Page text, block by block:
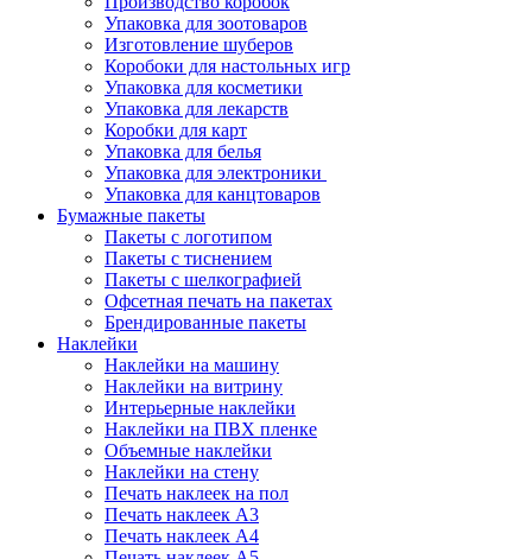
Упаковка для зоотоваров
Изготовление шуберов
Коробоки для настольных игр
Упаковка для косметики
Упаковка для лекарств
Коробки для карт
Упаковка для белья
Упаковка для электроники
Упаковка для канцтоваров
Бумажные пакеты
Пакеты с логотипом
Пакеты с тиснением
Пакеты с шелкографией
Офсетная печать на пакетах
Брендированные пакеты
Наклейки
Наклейки на машину
Наклейки на витрину
Интерьерные наклейки
Наклейки на ПВХ пленке
Объемные наклейки
Наклейки на стену
Печать наклеек на пол
Печать наклеек А3
Печать наклеек А4